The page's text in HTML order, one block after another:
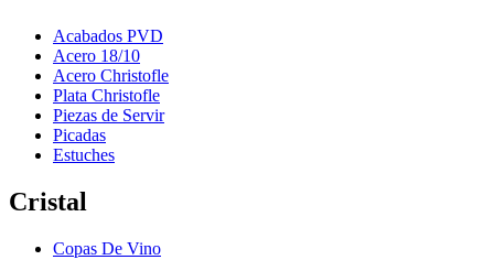
Acabados PVD
Acero 18/10
Acero Christofle
Plata Christofle
Piezas de Servir
Picadas
Estuches
Cristal
Copas De Vino